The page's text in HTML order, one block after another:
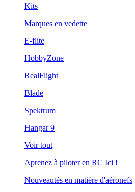
Kits
Marques en vedette
E-flite
HobbyZone
RealFlight
Blade
Spektrum
Hangar 9
Voir tout
Aprenez à piloter en RC Ici !
Nouveautés en matière d'aéronefs